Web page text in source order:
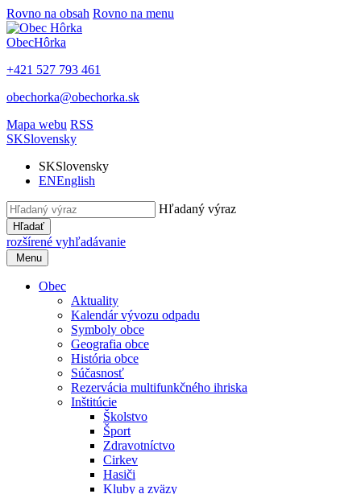
Rovno na obsah Rovno na menu
ObecHôrka
+421 527 793 461
obechorka@obechorka.sk
Mapa webu RSS
SKSlovensky
SKSlovensky
ENEnglish
Hľadaný výraz
Hľadať
rozšírené vyhľadávanie
Menu
Obec
Aktuality
Kalendár vývozu odpadu
Symboly obce
Geografia obce
História obce
Súčasnosť
Rezervácia multifunkčného ihriska
Inštitúcie
Školstvo
Šport
Zdravotníctvo
Cirkev
Hasiči
Kluby a zväzy